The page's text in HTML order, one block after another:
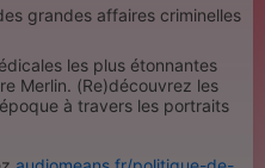
grandes affaires criminelles
les plus étonnantes
Merlin. (Re)découvrez les
à travers les portraits